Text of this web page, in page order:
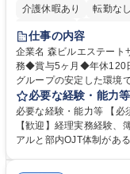
介護休暇あり 転勤なし
経験者歓迎
完全週休2日制
交通費
仕事の内容
企業名 森ビルエステートサービス株式会
務◆賞与5ヶ月◆年休120日◆残業
グループの安定した環境
をお任せします。 労務と
度改定などのコア業務にも
理、給与計算、社会保険
き、社内規定の改定や人
必要な経験・能力等
必要な経験・能力等 【必
【歓迎】経理実務経験
アルと部内OJT体制があ